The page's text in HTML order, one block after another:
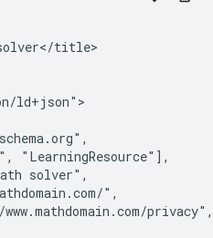
solver</title>
ld+json">
"LearningResource"],
solver",
",
privacy",